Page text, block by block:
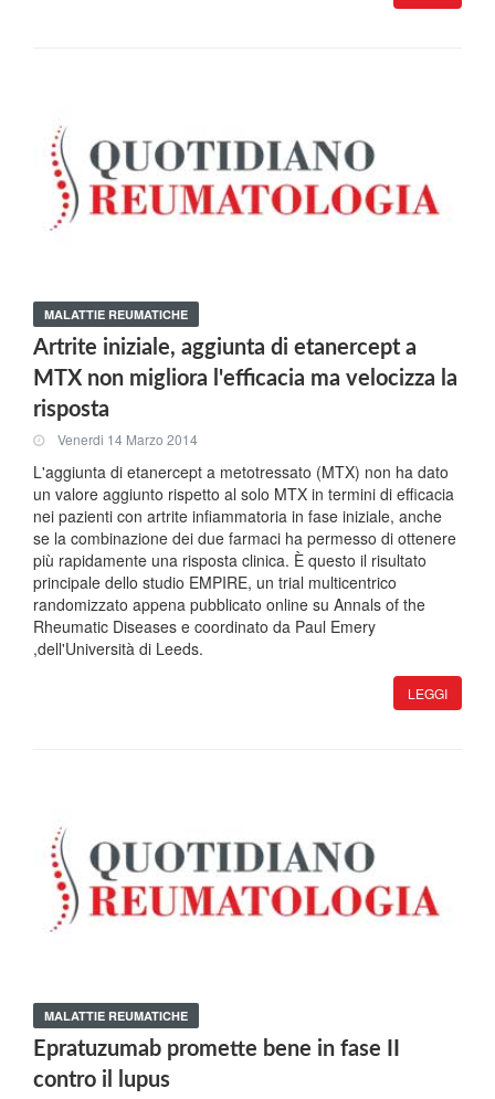
MALATTIE REUMATICHE
Artrite iniziale, aggiunta di etanercept a
MTX non migliora l'efficacia ma velocizza la
risposta
Venerdi 14 Marzo 2014
L'aggiunta di etanercept a metotressato (MTX) non ha dato
un valore aggiunto rispetto al solo MTX in termini di efficacia
nei pazienti con artrite infiammatoria in fase iniziale, anche
se la combinazione dei due farmaci ha permesso di ottenere
più rapidamente una risposta clinica. È questo il risultato
principale dello studio EMPIRE, un trial multicentrico
randomizzato appena pubblicato online su Annals of the
Rheumatic Diseases e coordinato da Paul Emery
,dell'Università di Leeds.
LEGGI
MALATTIE REUMATICHE
Epratuzumab promette bene in fase II
contro il lupus